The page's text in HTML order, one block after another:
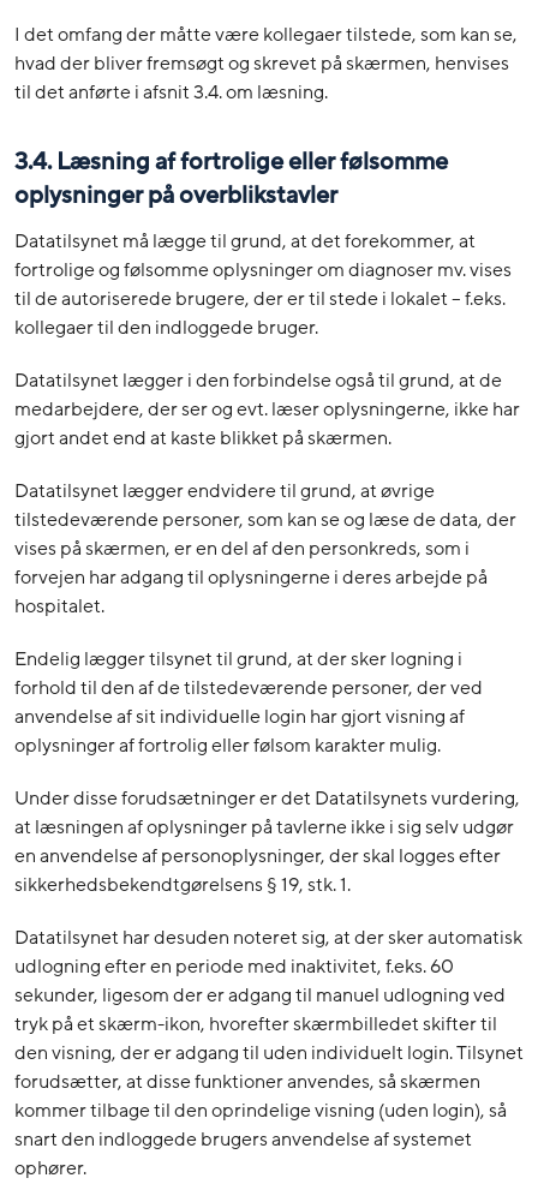
I det omfang der måtte være kollegaer tilstede, som kan se,
hvad der bliver fremsøgt og skrevet på skærmen, henvises
til det anførte i afsnit 3.4. om læsning.
3.4. Læsning af fortrolige eller følsomme
oplysninger på overblikstavler
Datatilsynet må lægge til grund, at det forekommer, at
fortrolige og følsomme oplysninger om diagnoser mv. vises
til de autoriserede brugere, der er til stede i lokalet – f.eks.
kollegaer til den indloggede bruger.
Datatilsynet lægger i den forbindelse også til grund, at de
medarbejdere, der ser og evt. læser oplysningerne, ikke har
gjort andet end at kaste blikket på skærmen.
Datatilsynet lægger endvidere til grund, at øvrige
tilstedeværende personer, som kan se og læse de data, der
vises på skærmen, er en del af den personkreds, som i
forvejen har adgang til oplysningerne i deres arbejde på
hospitalet.
Endelig lægger tilsynet til grund, at der sker logning i
forhold til den af de tilstedeværende personer, der ved
anvendelse af sit individuelle login har gjort visning af
oplysninger af fortrolig eller følsom karakter mulig.
Under disse forudsætninger er det Datatilsynets vurdering,
at læsningen af oplysninger på tavlerne ikke i sig selv udgør
en anvendelse af personoplysninger, der skal logges efter
sikkerhedsbekendtgørelsens § 19, stk. 1.
Datatilsynet har desuden noteret sig, at der sker automatisk
udlogning efter en periode med inaktivitet, f.eks. 60
sekunder, ligesom der er adgang til manuel udlogning ved
tryk på et skærm-ikon, hvorefter skærmbilledet skifter til
den visning, der er adgang til uden individuelt login. Tilsynet
forudsætter, at disse funktioner anvendes, så skærmen
kommer tilbage til den oprindelige visning (uden login), så
snart den indloggede brugers anvendelse af systemet
ophører.